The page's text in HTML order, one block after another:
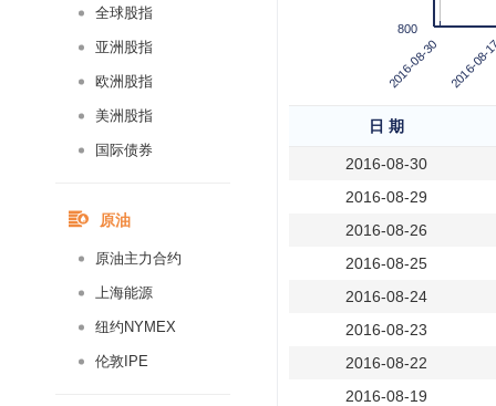
全球股指
亚洲股指
欧洲股指
美洲股指
国际债券
原油
原油主力合约
上海能源
纽约NYMEX
伦敦IPE
2016-08-30 2016-
800
日 期
2016-08-30
2016-08-29
2016-08-26
2016-08-25
2016-08-24
2016-08-23
2016-08-22
2016-08-19